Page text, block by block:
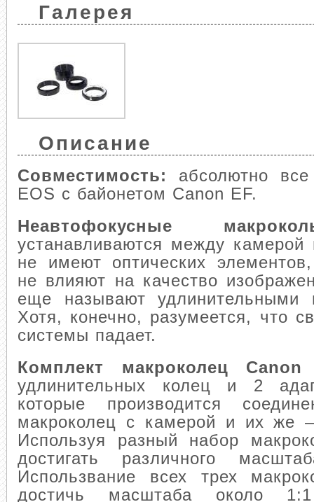
Галерея
Описание
Совместимость:
абсолютно
EOS с байонетом Canon EF.
Неавтофокусные
устанавливаются между
не имеют оптических
не влияют на качество
еще называют удлинительными
Хотя, конечно, разумеется, что
системы падает.
Комплект макроколец Canon
удлинительных колец и 2
которые производится
макроколец с камерой и их же
Используя разный набор
достигать различного
Использвание всех трех
достичь масштаба около